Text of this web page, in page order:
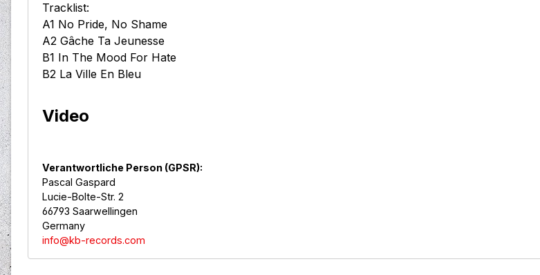
Tracklist:
A1 No Pride, No Shame
A2 Gâche Ta Jeunesse
B1 In The Mood For Hate
B2 La Ville En Bleu
Video
Verantwortliche Person (GPSR):
Pascal Gaspard
Lucie-Bolte-Str. 2
66793 Saarwellingen
Germany
info@kb-records.com